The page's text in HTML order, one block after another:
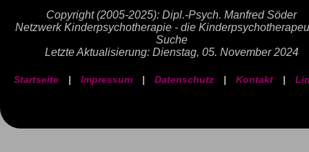
Copyright (2005-2025): Dipl.-Psych. Manfred Söder
Netzwerk Kinderpsychotherapie - die
Suche
Letzte Aktualisierung: Dienstag, 05. November 2024
Startseite | Impressum | Datenschutz | Kontakt |